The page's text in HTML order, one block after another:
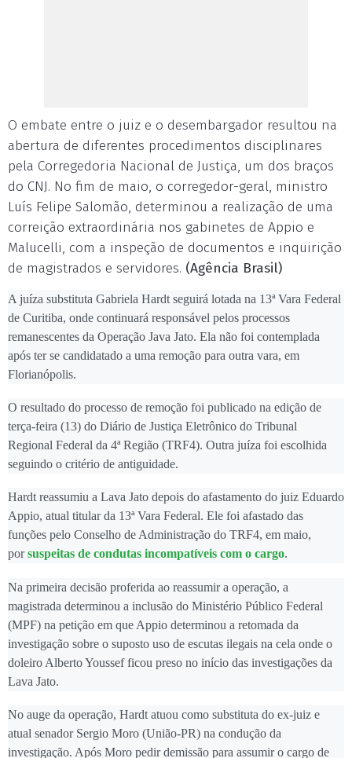
O embate entre o juiz e o desembargador resultou na
abertura de diferentes procedimentos disciplinares
pela Corregedoria Nacional de Justiça, um dos braços
do CNJ. No fim de maio, o corregedor-geral, ministro
Luís Felipe Salomão, determinou a realização de uma
correição extraordinária nos gabinetes de Appio e
Malucelli, com a inspeção de documentos e inquirição
de magistrados e servidores. (Agência Brasil)
A juíza substituta Gabriela Hardt seguirá lotada na 13ª Vara Federal
de Curitiba, onde continuará responsável pelos processos
remanescentes da Operação Java Jato. Ela não foi contemplada
após ter se candidatado a uma remoção para outra vara, em
Florianópolis.
O resultado do processo de remoção foi publicado na edição de
terça-feira (13) do Diário de Justiça Eletrônico do Tribunal
Regional Federal da 4ª Região (TRF4). Outra juíza foi escolhida
seguindo o critério de antiguidade.
Hardt reassumiu a Lava Jato depois do afastamento do juiz Eduardo
Appio, atual titular da 13ª Vara Federal. Ele foi afastado das
funções pelo Conselho de Administração do TRF4, em maio,
porsuspeitas de condutas incompatíveis com o cargo.
Na primeira decisão proferida ao reassumir a operação, a
magistrada determinou a inclusão do Ministério Público Federal
(MPF) na petição em que Appio determinou a retomada da
investigação sobre o suposto uso de escutas ilegais na cela onde o
doleiro Alberto Youssef ficou preso no início das investigações da
Lava Jato.
No auge da operação, Hardt atuou como substituta do ex-juiz e
atual senador Sergio Moro (União-PR) na condução da
investigação. Após Moro pedir demissão para assumir o cargo de